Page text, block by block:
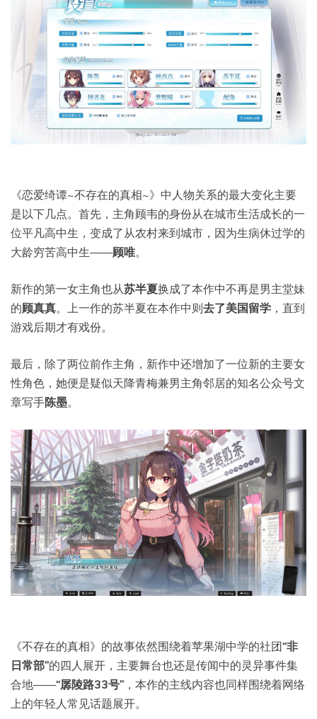
《恋爱绮谭~不存在的真相~》中人物关系的最大变化主要
是以下几点。首先，主角顾韦的身份从在城市生活成长的一
位平凡高中生，变成了从农村来到城市，因为生病休过学的
大龄穷苦高中生——顾唯。
新作的第一女主角也从苏半夏换成了本作中不再是男主堂妹
的顾真真。上一作的苏半夏在本作中则去了美国留学 ，直到
游戏后期才有戏份。
最后，除了两位前作主角，新作中还增加了一位新的主要女
性角色，她便是疑似天降青梅兼男主角邻居的知名公众号文
章写手陈墨。
《不存在的真相》的故事依然围绕着苹果湖中学的社团“非
日常部”的四人展开，主要舞台也还是传闻中的灵异事件集
合地——“孱陵路33号” ，本作的主线内容也同样围绕着网络
上的年轻人常见话题展开。